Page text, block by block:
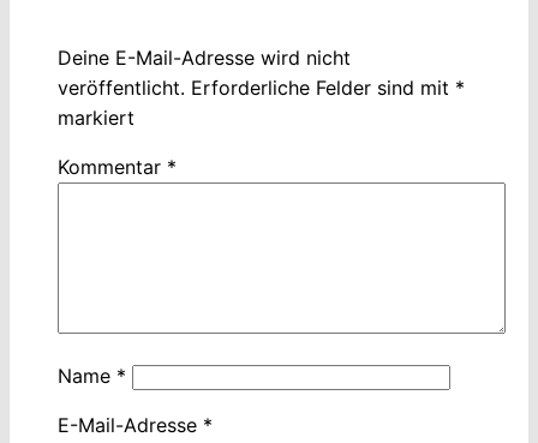
Deine E-Mail-Adresse wird nicht
veröffentlicht. Erforderliche Felder sind mit *
markiert
Kommentar *
Name *
E-Mail-Adresse *